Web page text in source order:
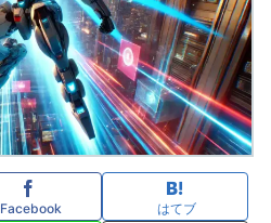
Facebook はてブ